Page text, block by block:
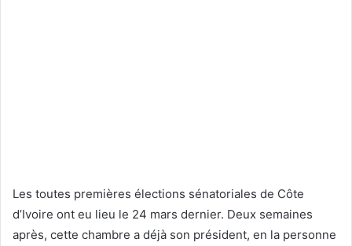
Les toutes premières élections sénatoriales de Côte
d’Ivoire ont eu lieu le 24 mars dernier. Deux semaines
après, cette chambre a déjà son président, en la personne